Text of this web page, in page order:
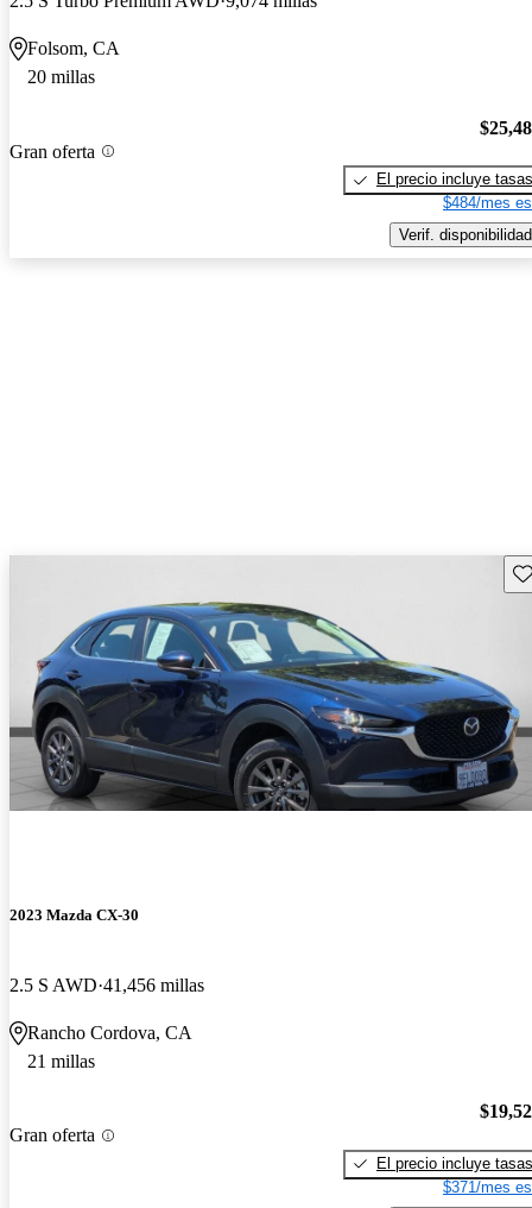
Folsom, CA
20 millas
Gran oferta
El precio incluye tasas
$484/mes
Verif. disponibilidad
2023 Mazda CX-30
2.5 S AWD 41,456 millas
Rancho Cordova, CA
21 millas
Gran oferta
El precio incluye tasas
$371/mes